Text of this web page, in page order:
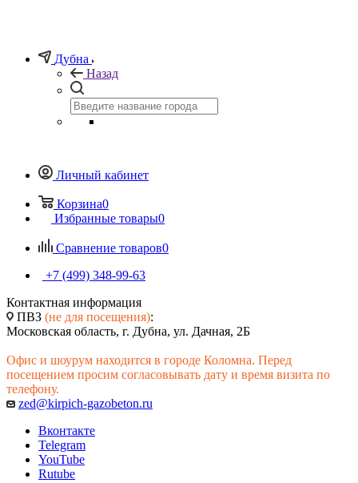
Дубна
Назад
Личный кабинет
Корзина0
Избранные товары0
Сравнение товаров0
+7 (499) 348-99-63
Контактная информация
ПВЗ (не для посещения):
Московская область, г. Дубна, ул. Дачная, 2Б
Офис и шоурум находится в городе Коломна. Перед
посещением просим согласовывать дату и время визита по
телефону.
zed@kirpich-gazobeton.ru
Вконтакте
Telegram
YouTube
Rutube